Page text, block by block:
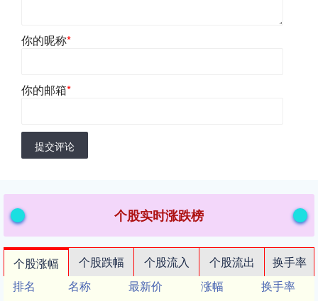
你的昵称*
你的邮箱*
提交评论
个股实时涨跌榜
个股涨幅 个股跌幅 个股流入 个股流出
换手率
排名
名称 最新价 涨幅
换手率